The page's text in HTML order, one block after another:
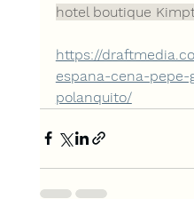
hotel boutique
https://
espana-cena-pepe-
polanquito/